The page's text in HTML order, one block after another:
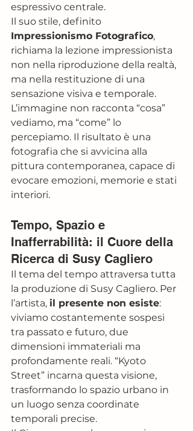
espressivo centrale.
Il suo stile, definito
Impressionismo Fotografico,
richiama la lezione impressionista
non nella riproduzione della realtà,
ma nella restituzione di una
sensazione visiva e temporale.
L’immagine non racconta “cosa”
vediamo, ma “come” lo
percepiamo. Il risultato è una
fotografia che si avvicina alla
pittura contemporanea, capace di
evocare emozioni, memorie e stati
interiori.
Tempo, Spazio e
Inafferrabilità: il Cuore della
Ricerca di Susy Cagliero
Il tema del tempo attraversa tutta
la produzione di Susy Cagliero. Per
l’artista, il presente non esiste:
viviamo costantemente sospesi
tra passato e futuro, due
dimensioni immateriali ma
profondamente reali. “Kyoto
Street” incarna questa visione,
trasformando lo spazio urbano in
un luogo senza coordinate
temporali precise.